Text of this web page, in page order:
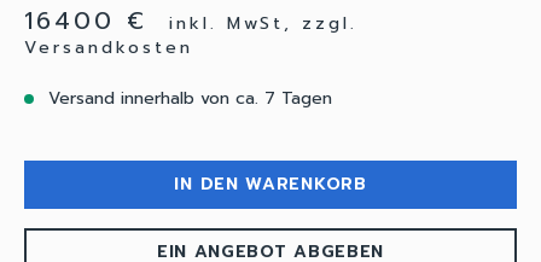
16400 €
inkl. MwSt, zzgl.
Versandkosten
Versand innerhalb von ca. 7 Tagen
IN DEN WARENKORB
EIN ANGEBOT ABGEBEN